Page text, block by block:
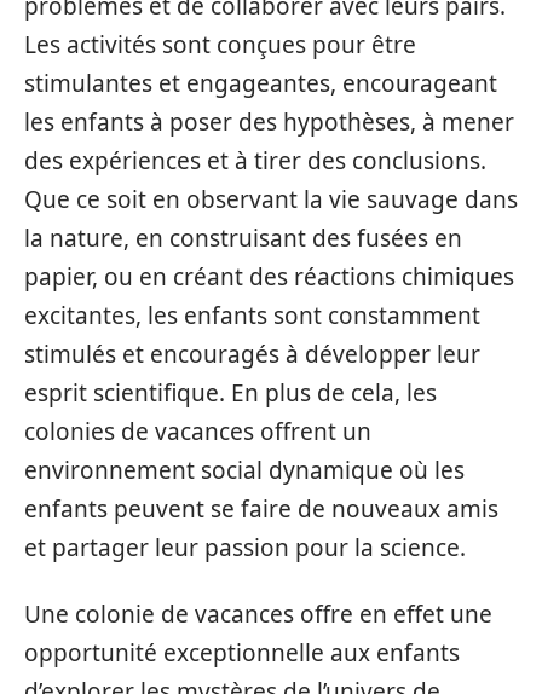
problèmes et de collaborer avec leurs pairs.
Les activités sont conçues pour être
stimulantes et engageantes, encourageant
les enfants à poser des hypothèses, à mener
des expériences et à tirer des conclusions.
Que ce soit en observant la vie sauvage dans
la nature, en construisant des fusées en
papier, ou en créant des réactions chimiques
excitantes, les enfants sont constamment
stimulés et encouragés à développer leur
esprit scientifique. En plus de cela, les
colonies de vacances offrent un
environnement social dynamique où les
enfants peuvent se faire de nouveaux amis
et partager leur passion pour la science.
Une colonie de vacances offre en effet une
opportunité exceptionnelle aux enfants